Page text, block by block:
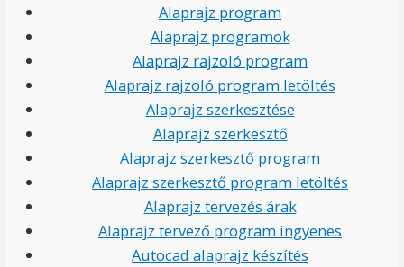
Alaprajz program
Alaprajz programok
Alaprajz rajzoló program
Alaprajz rajzoló program letöltés
Alaprajz szerkesztése
Alaprajz szerkesztő
Alaprajz szerkesztő program
Alaprajz szerkesztő program letöltés
Alaprajz tervezés árak
Alaprajz tervező program ingyenes
Autocad alaprajz készítés